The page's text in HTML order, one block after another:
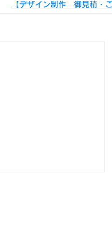
【デザイン制作　御見積・